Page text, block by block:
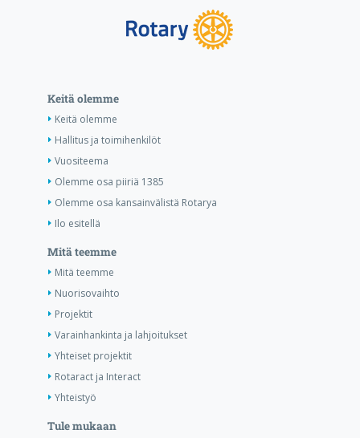
Keitä olemme
Keitä olemme
Hallitus ja toimihenkilöt
Vuositeema
Olemme osa piiriä 1385
Olemme osa kansainvälistä Rotarya
Ilo esitellä
Mitä teemme
Mitä teemme
Nuorisovaihto
Projektit
Varainhankinta ja lahjoitukset
Yhteiset projektit
Rotaract ja Interact
Yhteistyö
Tule mukaan